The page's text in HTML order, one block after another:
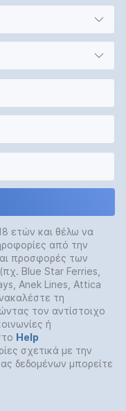
ετών και θέλω να
από την
προσφορές των
Blue Star Ferries,
Anek Lines, Attica
τη
τον αντίστοιχο
ή
Help
σχετικά με την
δεδομένων μπορείτε